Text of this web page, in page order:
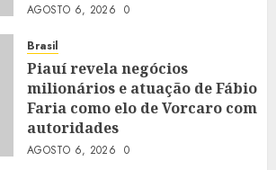
AGOSTO 6, 2026 0
Brasil
Piauí revela negócios
milionários e atuação de Fábio
Faria como elo de Vorcaro com
autoridades
AGOSTO 6, 2026 0